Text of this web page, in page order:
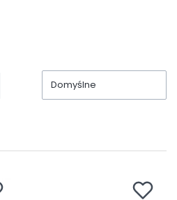
Domyślne